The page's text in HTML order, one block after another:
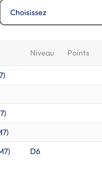
Choisissez
Niveau Points
)
)
)
) D6